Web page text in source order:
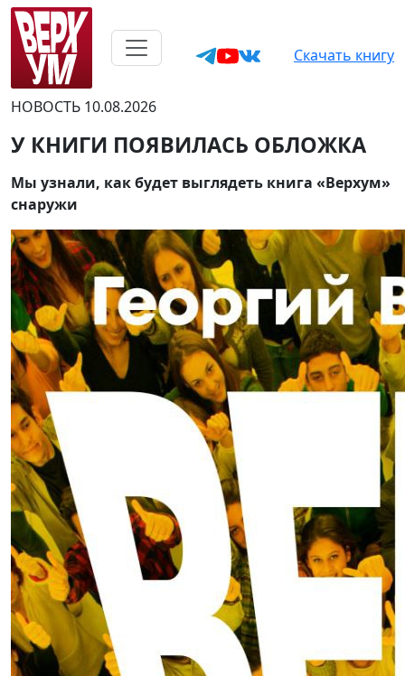
Скачать книгу
НОВОСТЬ 10.08.2026
У КНИГИ ПОЯВИЛАСЬ ОБЛОЖКА
Мы узнали, как будет выглядеть книга «Верхум»
снаружи